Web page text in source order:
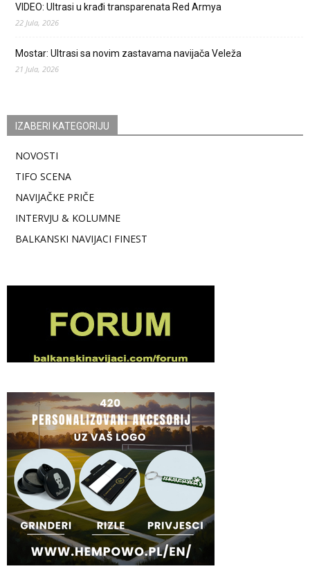
VIDEO: Ultrasi u krađi transparenata Red Armya
22 Jula, 2026
Mostar: Ultrasi sa novim zastavama navijača Veleža
21 Jula, 2026
IZABERI KATEGORIJU
NOVOSTI
TIFO SCENA
NAVIJAČKE PRIČE
INTERVJU & KOLUMNE
BALKANSKI NAVIJACI FINEST